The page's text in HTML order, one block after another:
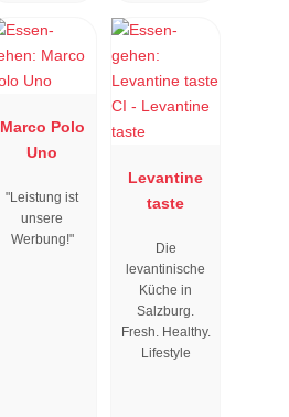
Marco Polo
Uno
"Leistung ist
unsere
Werbung!"
Levantine
taste
Die
levantinische
Küche in
Salzburg.
Fresh. Healthy.
Lifestyle